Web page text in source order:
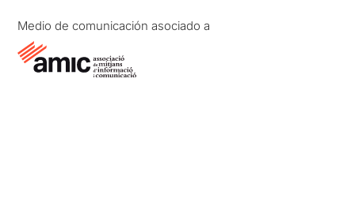
Medio de comunicación asociado a